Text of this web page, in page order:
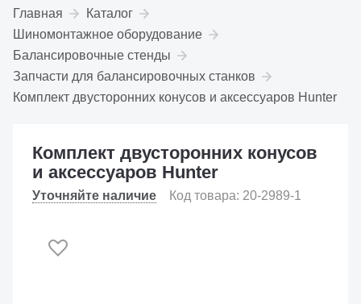
Главная
Каталог
Шиномонтажное оборудование
Балансировочные стенды
Запчасти для балансировочных станков
Комплект двусторонних конусов и аксессуаров Hunter
Комплект двусторонних конусов
и аксессуаров Hunter
Уточняйте наличие Код товара: 20-2989-1